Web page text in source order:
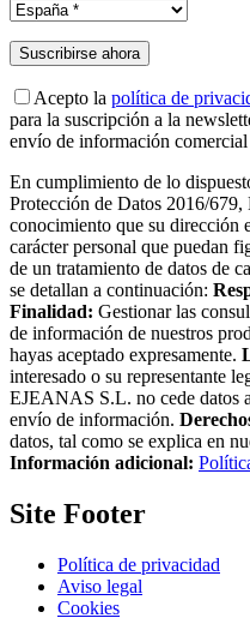
Acepto la política de
para la suscripción a la
envío de información
En cumplimiento de lo
Protección de Datos 2016/
conocimiento que su dirección
carácter personal que puedan
de un tratamiento de datos de
se detallan a continuación:
Finalidad: Gestionar las
de información de nuestros
hayas aceptado expresamente.
interesado o su representante
EJEANAS S.L. no cede datos
envío de información.
datos, tal como se explica en
Información adicional:
Site Footer
Política de privacidad
Aviso legal
Cookies